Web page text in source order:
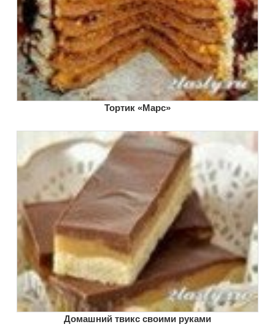
Тортик «Марс»
Домашний твикс своими руками